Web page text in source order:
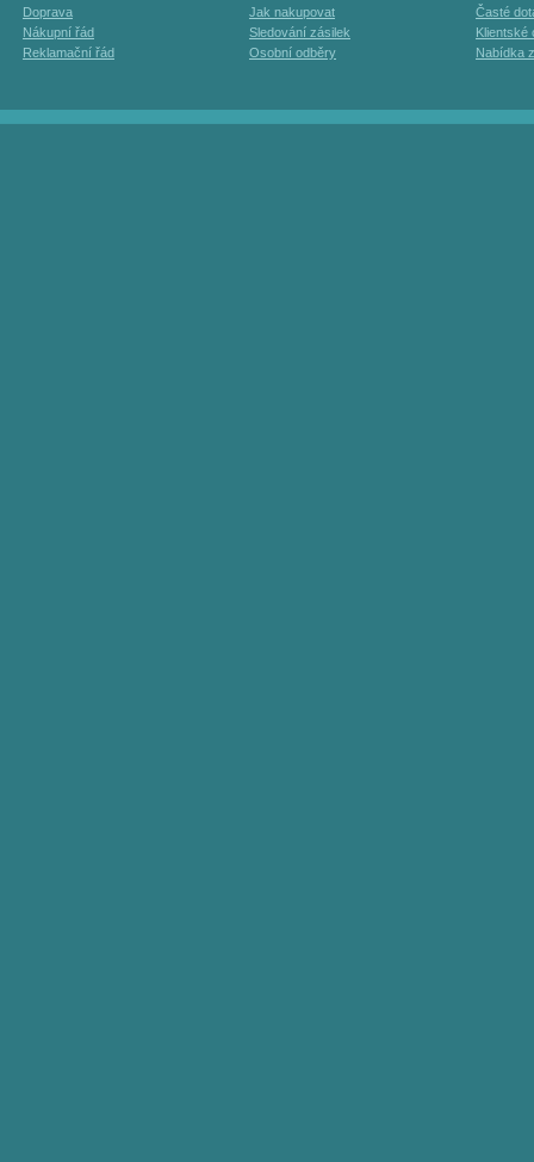
Doprava
Nákupní řád
Reklamační řád
Jak nakupovat
Sledování zásilek
Osobní odběry
Časté
Klientské
Nabídka